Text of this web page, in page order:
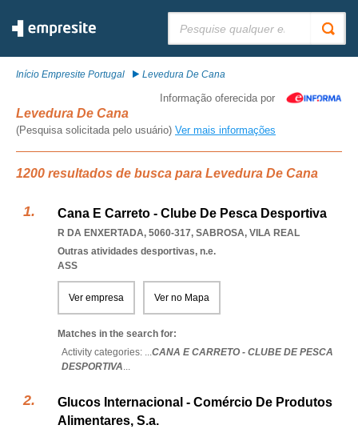
Início Empresite Portugal Levedura De Cana
Informação oferecida por
Levedura De Cana
(Pesquisa solicitada pelo usuário) Ver mais informações
1200 resultados de busca para Levedura De Cana
Cana E Carreto - Clube De Pesca Desportiva
R DA ENXERTADA, 5060-317, SABROSA, VILA REAL
Outras atividades desportivas, n.e.
ASS
Ver empresa Ver no Mapa
Matches in the search for:
Activity categories: ...CANA E CARRETO - CLUBE DE PESCA
DESPORTIVA...
Glucos Internacional - Comércio De Produtos
Alimentares, S.a.